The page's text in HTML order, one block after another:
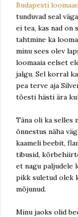
Budapesti
tunduvad seal
ei tea, kas nad on
tahtmine ka
minu sees olev
loomaaia eelset
jalgu. Sel korral
pea terve aja
tõesti hästi ära
Täna oli ka selles
õnnestus näha
kaameli beebit,
tibusid,
et nagu paljudele
pikk suletud olek
mõjunud.
Minu jaoks olid